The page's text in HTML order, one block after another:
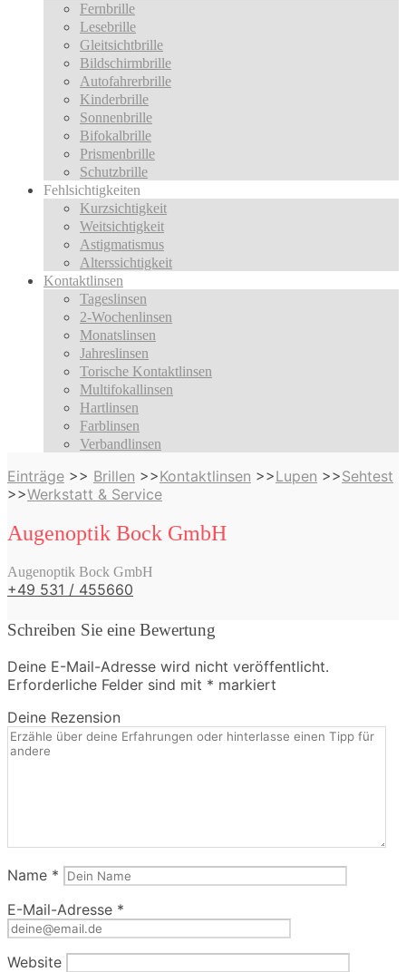
Fernbrille
Lesebrille
Gleitsichtbrille
Bildschirmbrille
Autofahrerbrille
Kinderbrille
Sonnenbrille
Bifokalbrille
Prismenbrille
Schutzbrille
Fehlsichtigkeiten
Kurzsichtigkeit
Weitsichtigkeit
Astigmatismus
Alterssichtigkeit
Kontaktlinsen
Tageslinsen
2-Wochenlinsen
Monatslinsen
Jahreslinsen
Torische Kontaktlinsen
Multifokallinsen
Hartlinsen
Farblinsen
Verbandlinsen
Einträge >> Brillen >>Kontaktlinsen >>Lupen >>Sehtest
>>Werkstatt & Service
Augenoptik Bock GmbH
Augenoptik Bock GmbH
+49 531 / 455660
Schreiben Sie eine Bewertung
Deine E-Mail-Adresse wird nicht veröffentlicht.
Erforderliche Felder sind mit * markiert
Deine Rezension
Name *
E-Mail-Adresse *
Website